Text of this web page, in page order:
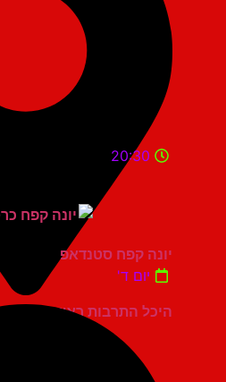
היכל התרבות ראשון לציון
20:30
יונה קפח סטנדאפ
יום ד'